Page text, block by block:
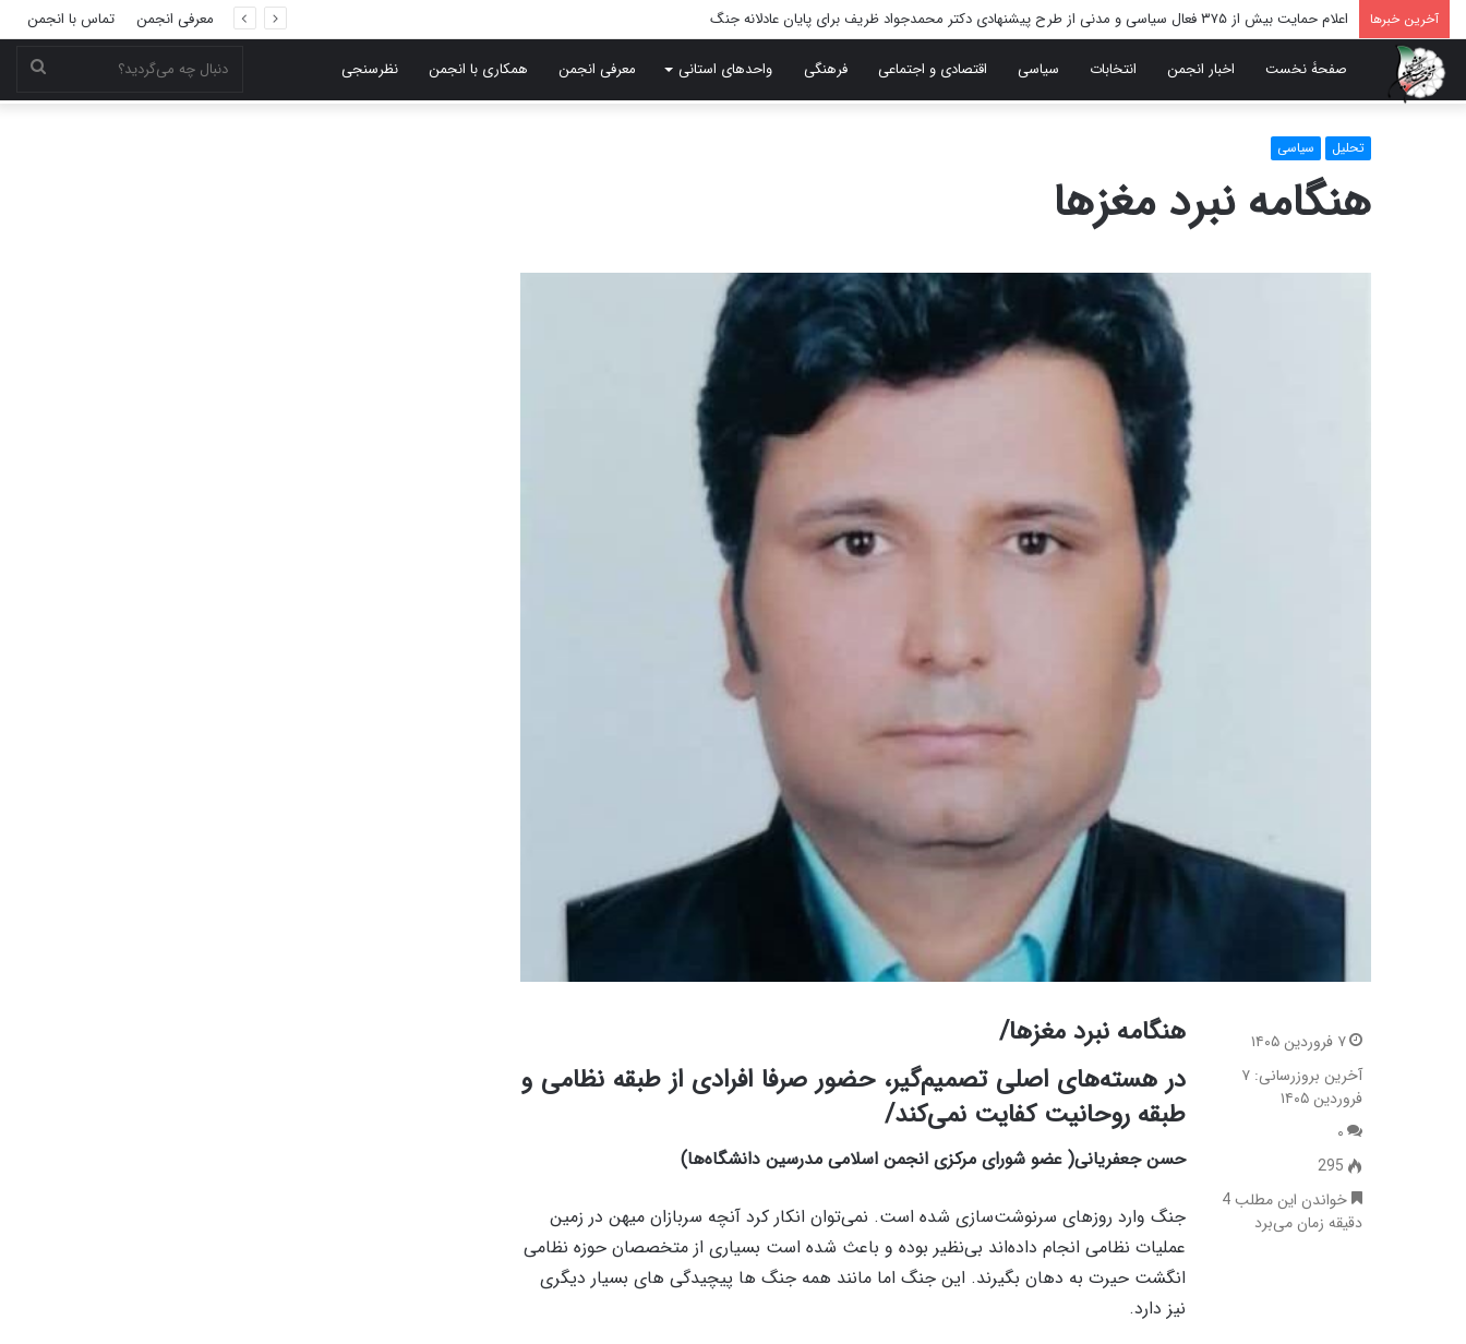
آخرین خبرها اعلام حمایت بیش از ۳۷۵ فعال سیاسی و مدنی از طرح پیشنهادی دکتر محمدجواد ظریف برای پایان عادلانه جنگ معرفی انجمن تماس با انجمن
صفحۀ نخست اخبار انجمن انتخابات سیاسی اقتصادی و اجتماعی فرهنگی واحدهای استانی معرفی انجمن همکاری با انجمن نظرسنجی
تحلیل سیاسی
هنگامه نبرد مغزها
هنگامه نبرد مغزها/
در هسته‌های اصلی تصمیم‌گیر، حضور صرفا افرادی از طبقه نظامی و
طبقه روحانیت کفایت نمی‌کند/
حسن جعفریانی( عضو شورای مرکزی انجمن اسلامی مدرسین دانشگاه‌ها)
جنگ وارد روزهای سرنوشت‌سازی شده است. نمی‌توان انکار کرد آنچه سربازان میهن در زمین
عملیات نظامی انجام داده‌اند بی‌نظیر بوده و باعث شده است بسیاری از متخصصان حوزه نظامی
انگشت حیرت به دهان بگیرند. این جنگ اما مانند همه جنگ ها پیچیدگی های بسیار دیگری
نیز دارد.
۷ فروردین ۱۴۰۵
آخرین بروزرسانی: ۷
فروردین ۱۴۰۵
۰
295
خواندن این مطلب 4
دقیقه زمان می‌برد